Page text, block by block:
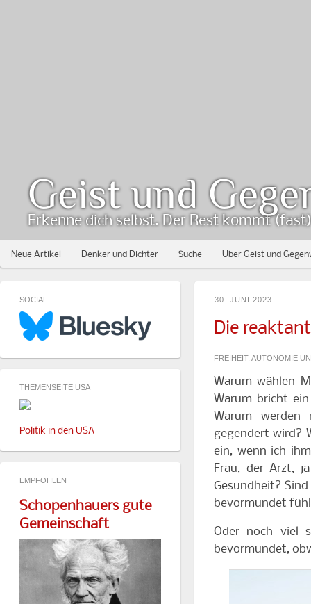
Neue Artikel Denker und Dichter Suche Über Geist und
Geist und
Erkenne dich selbst. Der Rest kommt
30. JUNI 2023
Die
FREIHEIT, AUTONOMIE
Warum wählen
Warum bricht
Warum werden
gegendert wird?
ein, wenn ich
Frau, der Arzt,
Gesundheit?
bevormundet
Oder noch viel
bevormundet,
SOCIAL
THEMENSEITE USA
Politik in den USA
EMPFOHLEN
Schopenhauers gute
Gemeinschaft